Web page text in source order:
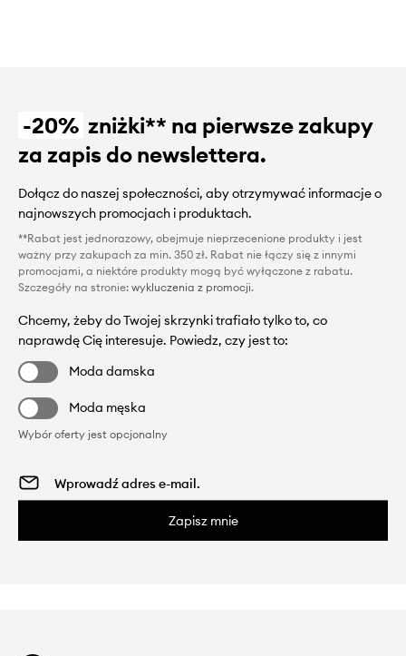
-20% zniżki** na pierwsze zakupy
za zapis do newslettera.
Dołącz do naszej społeczności, aby otrzymywać informacje o
najnowszych promocjach i produktach.
**Rabat jest jednorazowy, obejmuje nieprzecenione produkty i jest
ważny przy zakupach za min. 350 zł. Rabat nie łączy się z innymi
promocjami, a niektóre produkty mogą być wyłączone z rabatu.
Szczegóły na stronie: wykluczenia z promocji.
Chcemy, żeby do Twojej skrzynki trafiało tylko to, co
naprawdę Cię interesuje. Powiedz, czy jest to:
Moda damska
Moda męska
Wybór oferty jest opcjonalny
Zapisz mnie